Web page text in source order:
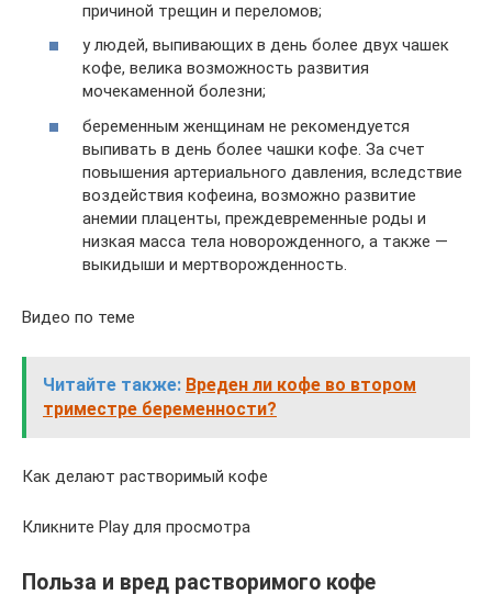
причиной трещин и переломов;
у людей, выпивающих в день более двух чашек
кофе, велика возможность развития
мочекаменной болезни;
беременным женщинам не рекомендуется
выпивать в день более чашки кофе. За счет
повышения артериального давления, вследствие
воздействия кофеина, возможно развитие
анемии плаценты, преждевременные роды и
низкая масса тела новорожденного, а также —
выкидыши и мертворожденность.
Видео по теме
Читайте также: Вреден ли кофе во втором
триместре беременности?
Как делают растворимый кофе
Кликните Play для просмотра
Польза и вред растворимого кофе